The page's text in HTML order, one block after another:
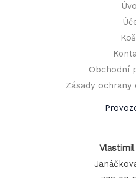
Obchodní
Zásady ochrany